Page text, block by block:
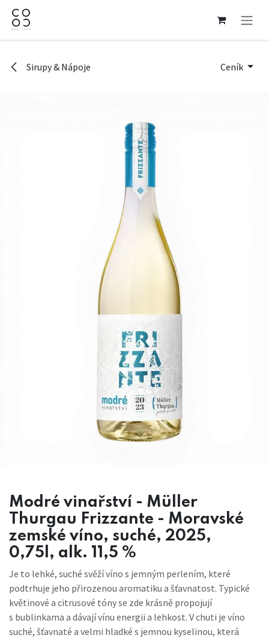
Přejít na obsah
Sirupy & Nápoje Ceník
Modré vinařství - Müller
Thurgau Frizzante - Moravské
zemské víno, suché, 2025,
0,75l, alk. 11,5 %
Je to lehké, suché svěží víno s jemným perlením, které
podtrhuje jeho přirozenou aromatiku a šťavnatost. Typické
květinové a citrusové tóny se zde krásně propojují
s bublinkama a dávají vínu energii a lehkost. V chuti je víno
suché, šťavnaté a velmi hladké s jemnou kyselinou, která